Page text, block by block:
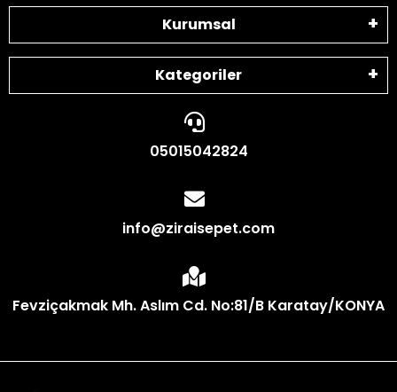
Kurumsal
Kategoriler
05015042824
info@ziraisepet.com
Fevziçakmak Mh. Aslım Cd. No:81/B Karatay/KONYA